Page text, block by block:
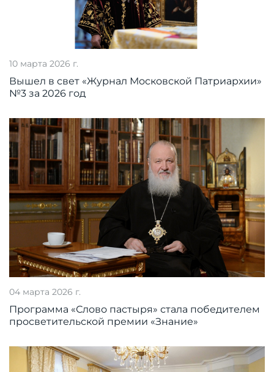
10 марта 2026 г.
Вышел в свет «Журнал Московской Патриархии»
№3 за 2026 год
04 марта 2026 г.
Программа «Слово пастыря» стала победителем
просветительской премии «Знание»